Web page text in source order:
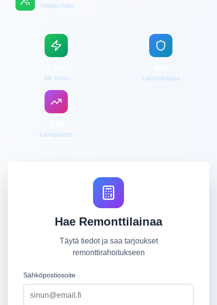
Helppo haku
Alk. korko Lainanantajaa
Lainapäätös
Hae Remonttilainaa
Täytä tiedot ja saa tarjoukset
remonttirahoitukseen
Sähköpostiosoite